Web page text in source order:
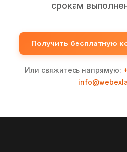
срокам
Получить бесплатную
Или свяжитесь напрямую: